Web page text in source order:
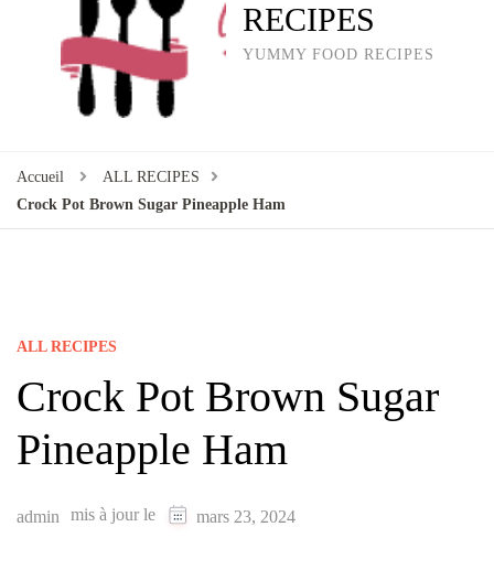
RECIPES
YUMMY FOOD RECIPES
Accueil
ALL RECIPES
Crock Pot Brown Sugar Pineapple Ham
ALL RECIPES
Crock Pot Brown Sugar
Pineapple Ham
admin mis à jour le mars 23, 2024